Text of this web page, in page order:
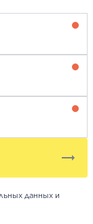
данных и